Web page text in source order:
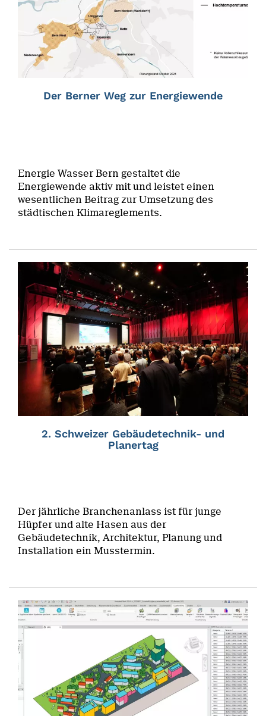
Der Berner Weg zur Energiewende
Energie Wasser Bern gestaltet die
Energiewende aktiv mit und leistet einen
wesentlichen Beitrag zur Umsetzung des
städtischen Klimareglements.
2. Schweizer Gebäudetechnik- und
Planertag
Der jährliche Branchenanlass ist für junge
Hüpfer und alte Hasen aus der
Gebäudetechnik, Architektur, Planung und
Installation ein Musstermin.